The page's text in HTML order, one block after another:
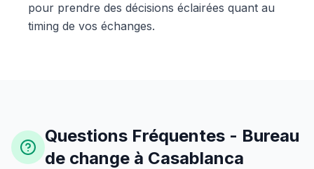
pour prendre des décisions éclairées quant au
timing de vos échanges.
Questions Fréquentes - Bureau
de change à Casablanca